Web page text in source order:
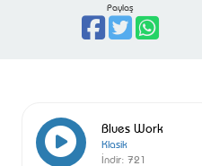
Paylaş
Blues Work
Klasik
İndir: 721